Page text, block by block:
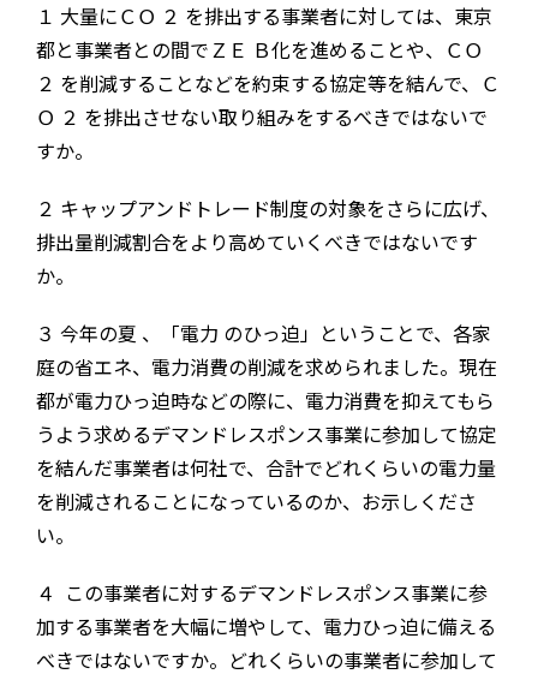
１ 大量にＣＯ ２ を排出する事業者に対しては、東京
都と事業者との間でＺＥ Ｂ化を進めることや、ＣＯ
２ を削減することなどを約束する協定等を結んで、Ｃ
Ｏ ２ を排出させない取り組みをするべきではないで
すか。
２ キャップアンドトレード制度の対象をさらに広げ、
排出量削減割合をより高めていくべきではないです
か。
３ 今年の夏 、「電力 のひっ迫」ということで、各家
庭の省エネ、電力消費の削減を求められました。現在
都が電力ひっ迫時などの際に、電力消費を抑えてもら
うよう求めるデマンドレスポンス事業に参加して協定
を結んだ事業者は何社で、合計でどれくらいの電力量
を削減されることになっているのか、お示しくださ
い。
４ この事業者に対するデマンドレスポンス事業に参
加する事業者を大幅に増やして、電力ひっ迫に備える
べきではないですか。どれくらいの事業者に参加して